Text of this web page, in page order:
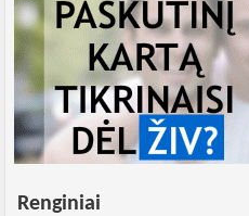
Renginiai